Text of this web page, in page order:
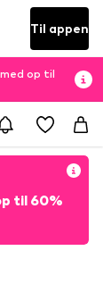
Til appen
op til
til 60%